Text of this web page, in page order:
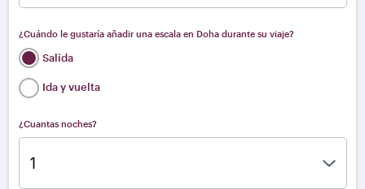
¿Cuándo le gustaría añadir una escala en Doha durante su viaje?
Salida
Ida y vuelta
¿Cuantas noches?